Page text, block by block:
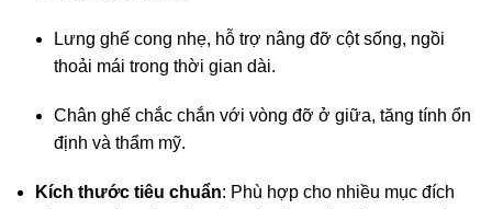
Lưng ghế cong nhẹ, hỗ trợ nâng đỡ cột sống, ngồi
thoải mái trong thời gian dài.
Chân ghế chắc chắn với vòng đỡ ở giữa, tăng tính ổn
định và thẩm mỹ.
Kích thước tiêu chuẩn: Phù hợp cho nhiều mục đích